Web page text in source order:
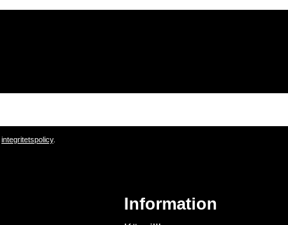
integritetspolicy.
Information